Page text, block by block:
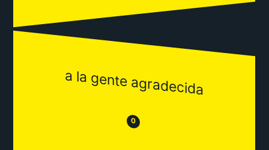
a la gente agradecida
😒 0 😂